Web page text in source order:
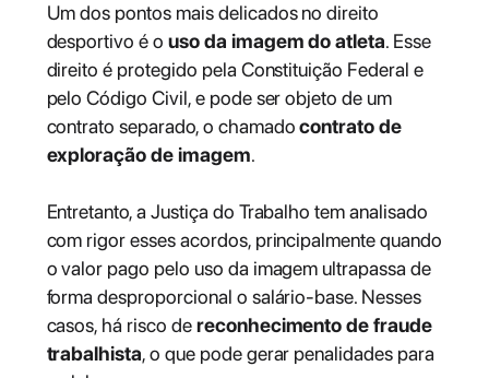
Um dos pontos mais delicados no direito
desportivo é o uso da imagem do atleta. Esse
direito é protegido pela Constituição Federal e
pelo Código Civil, e pode ser objeto de um
contrato separado, o chamadocontrato de
exploração de imagem.
Entretanto, a Justiça do Trabalho tem analisado
com rigor esses acordos, principalmente quando
o valor pago pelo uso da imagem ultrapassa de
forma desproporcional o salário-base. Nesses
casos, há risco dereconhecimento de fraude
trabalhista, o que pode gerar penalidades para